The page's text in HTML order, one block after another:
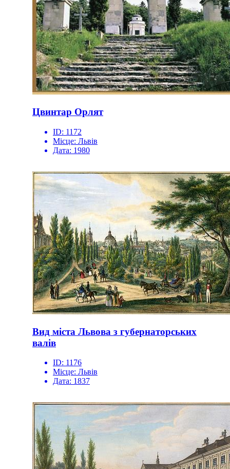
Цвинтар Орлят
ID: 1172
Місце: Львів
Дата: 1980
Вид міста Львова з губернаторських
валів
ID: 1176
Місце: Львів
Дата: 1837